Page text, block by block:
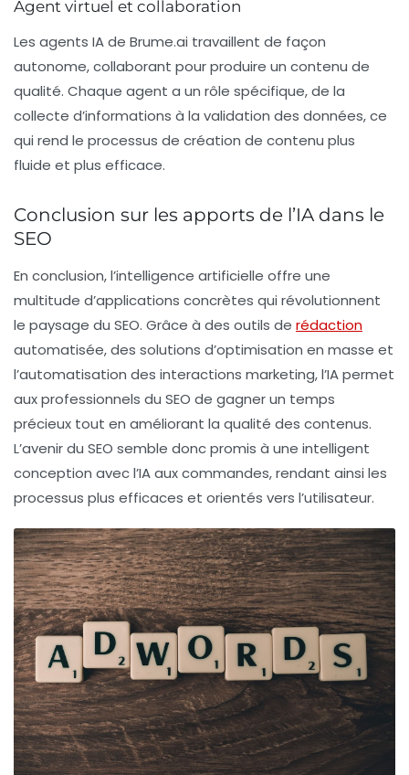
Agent virtuel et collaboration
Les agents IA de Brume.ai travaillent de façon
autonome, collaborant pour produire un contenu de
qualité. Chaque agent a un rôle spécifique, de la
collecte d’informations à la validation des données, ce
qui rend le processus de création de contenu plus
fluide et plus efficace.
Conclusion sur les apports de l’IA dans le
SEO
En conclusion, l’intelligence artificielle offre une
multitude d’applications concrètes qui révolutionnent
le paysage du SEO. Grâce à des outils de rédaction
automatisée, des solutions d’optimisation en masse et
l’automatisation des interactions marketing, l’IA permet
aux professionnels du SEO de gagner un temps
précieux tout en améliorant la qualité des contenus.
L’avenir du SEO semble donc promis à une intelligent
conception avec l’IA aux commandes, rendant ainsi les
processus plus efficaces et orientés vers l’utilisateur.